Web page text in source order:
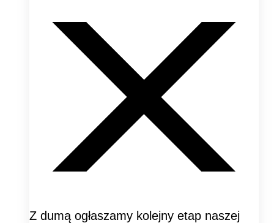
Z dumą ogłaszamy kolejny etap naszej